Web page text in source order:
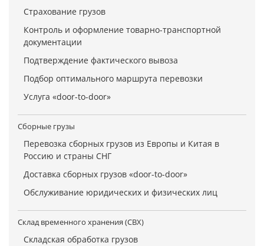
Страхование грузов
Контроль и оформление товарно-транспортной
документации
Подтверждение фактического вывоза
Подбор оптимального маршрута перевозки
Услуга «door-to-door»
Сборные грузы
Перевозка сборных грузов из Европы и Китая в
Россию и страны СНГ
Доставка сборных грузов «door-to-door»
Обслуживание юридических и физических лиц
Склад временного хранения (СВХ)
Складская обработка грузов